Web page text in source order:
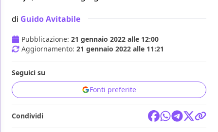
di Guido Avitabile
Pubblicazione: 21 gennaio 2022 alle 12:00
Aggiornamento: 21 gennaio 2022 alle 11:21
Seguici su
Fonti preferite
Condividi